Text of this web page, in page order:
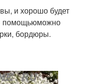
и хорошо будет
помощьюможно
бордюры.